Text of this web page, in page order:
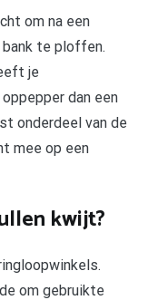
om na een
te ploffen.
je
dan een
onderdeel van de
mee op een
kwijt?
om gebruikte